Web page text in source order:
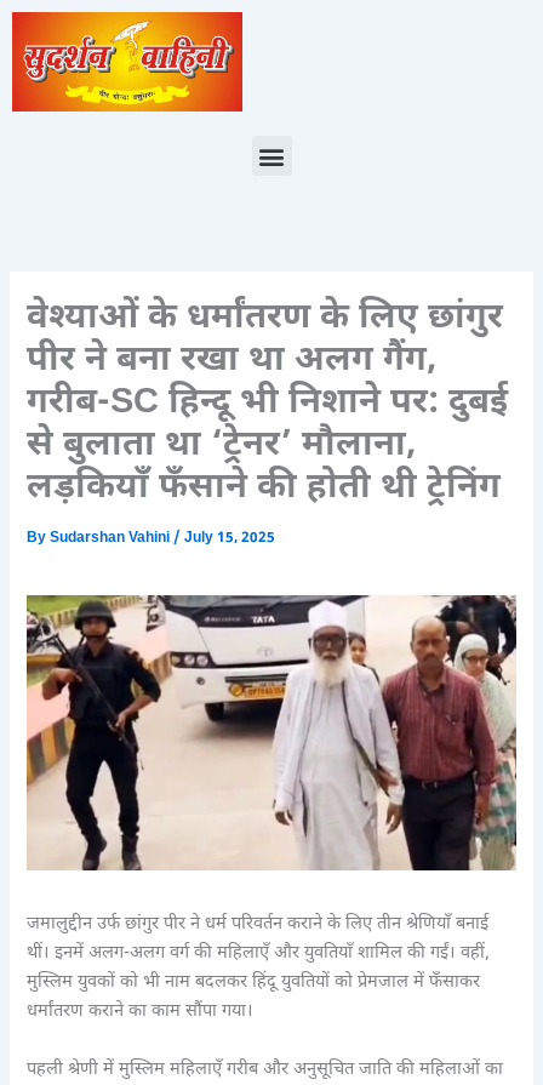
Skip
content
Menu
वेश्याओं के धर्मांतरण के लिए छांगुर
पीर ने बना रखा था अलग गैंग,
गरीब-SC हिन्दू भी निशाने पर: दुबई
से बुलाता था ‘ट्रेनर’ मौलाना,
लड़कियाँ फँसाने की होती थी ट्रेनिंग
BySudarshan Vahini/July 15, 2025
जमालुद्दीन उर्फ छांगुर पीर ने धर्म परिवर्तन कराने के लिए तीन श्रेणियाँ बनाई
थीं। इनमें अलग-अलग वर्ग की महिलाएँ और युवतियाँ शामिल की गईं। वहीं,
मुस्लिम युवकों को भी नाम बदलकर हिंदू युवतियों को प्रेमजाल में फँसाकर
धर्मांतरण कराने का काम सौंपा गया।
पहली श्रेणी में मुस्लिम महिलाएँ गरीब और अनुसूचित जाति की महिलाओं का